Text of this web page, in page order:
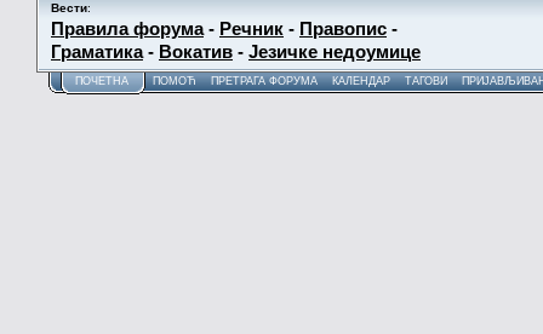
Вести:
Правила форума- Речник - Правопис -
Граматика- Вокатив - Језичке недоумице
ПОЧЕТНА ПОМОЋ ПРЕТРАГА ФОРУМА КАЛЕНДАР ТАГОВИ